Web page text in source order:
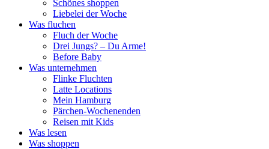
Schönes shoppen
Liebelei der Woche
Was fluchen
Fluch der Woche
Drei Jungs? – Du Arme!
Before Baby
Was unternehmen
Flinke Fluchten
Latte Locations
Mein Hamburg
Pärchen-Wochenenden
Reisen mit Kids
Was lesen
Was shoppen